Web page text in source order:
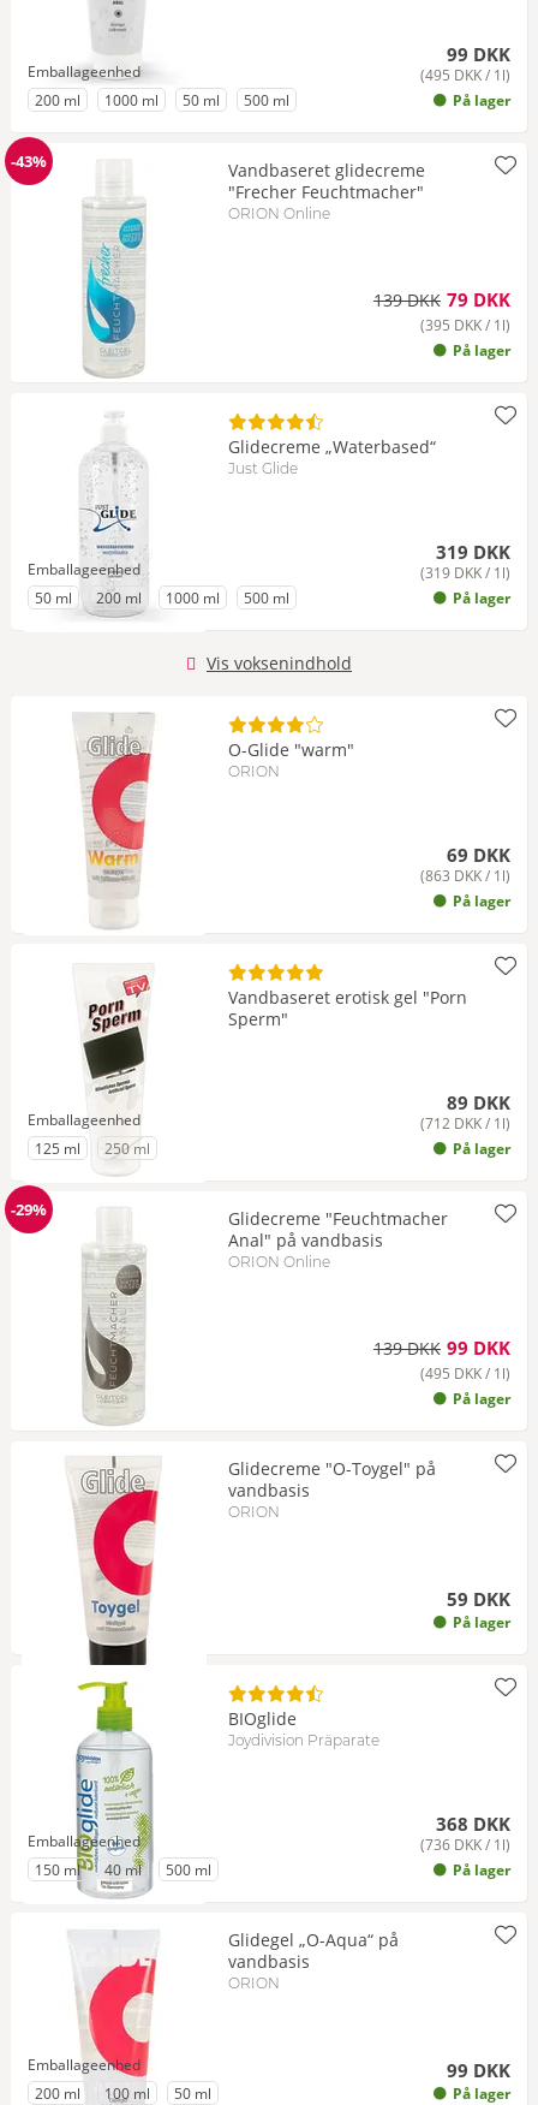
99 DKK
(495 DKK / 1l)
På lager
Emballageenhed
til Emballageenhed
200 ml til Emballageenhed
1000 ml til Emballageenhed
50 ml til Emballageenhed
500 ml
Rabat
-43%
Vandbaseret glidecreme
"Frecher Feuchtmacher"
ORION Online
139 DKK 79 DKK
(395 DKK / 1l)
På lager
Glidecreme „Waterbased“
Just Glide
319 DKK
(319 DKK / 1l)
På lager
Emballageenhed
til Emballageenhed
50 ml til Emballageenhed
200 ml til Emballageenhed
1000 ml til Emballageenhed
500 ml
Vis voksenindhold
O-Glide "warm"
ORION
69 DKK
(863 DKK / 1l)
På lager
Vandbaseret erotisk gel "Porn
Sperm"
89 DKK
(712 DKK / 1l)
På lager
Emballageenhed
til Emballageenhed
125 ml til Emballageenhed
250 ml
Rabat
-29%
Glidecreme "Feuchtmacher
Anal" på vandbasis
ORION Online
139 DKK 99 DKK
(495 DKK / 1l)
På lager
Glidecreme "O-Toygel" på
vandbasis
ORION
59 DKK
På lager
BIOglide
Joydivision Präparate
368 DKK
(736 DKK / 1l)
På lager
Emballageenhed
til Emballageenhed
150 ml til Emballageenhed
40 ml til Emballageenhed
500 ml
Glidegel „O-Aqua“ på
vandbasis
ORION
99 DKK
På lager
Emballageenhed
til Emballageenhed
200 ml til Emballageenhed
100 ml til Emballageenhed
50 ml